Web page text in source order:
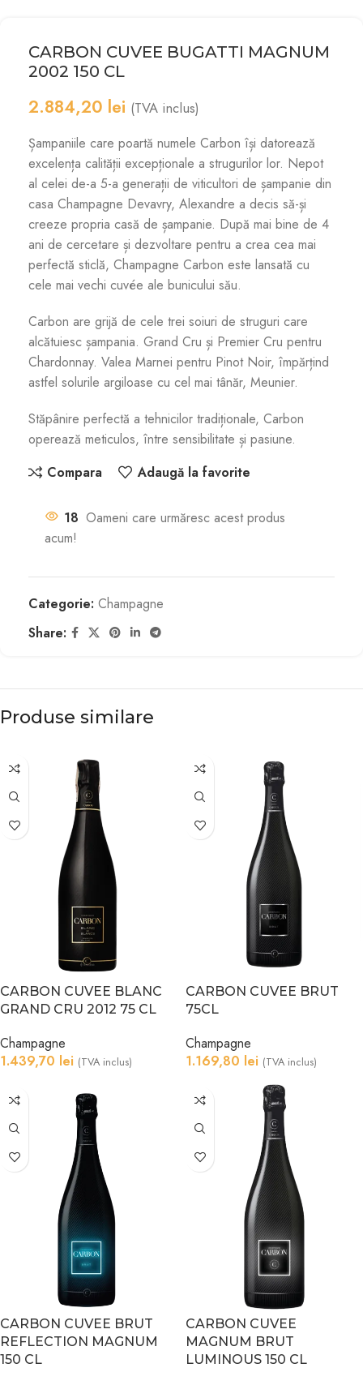
CARBON CUVEE BUGATTI MAGNUM
2002 150 CL
2.884,20 lei (TVA inclus)
Șampaniile care poartă numele Carbon își datorează
excelența calității excepționale a strugurilor lor. Nepot
al celei de-a 5-a generații de viticultori de șampanie din
casa Champagne Devavry, Alexandre a decis să-și
creeze propria casă de șampanie. După mai bine de 4
ani de cercetare și dezvoltare pentru a crea cea mai
perfectă sticlă, Champagne Carbon este lansată cu
cele mai vechi cuvée ale bunicului său.
Carbon are grijă de cele trei soiuri de struguri care
alcătuiesc șampania. Grand Cru și Premier Cru pentru
Chardonnay. Valea Marnei pentru Pinot Noir, împărțind
astfel solurile argiloase cu cel mai tânăr, Meunier.
Stăpânire perfectă a tehnicilor tradiționale, Carbon
operează meticulos, între sensibilitate și pasiune.
Compara
Adaugă la favorite
18 Oameni care urmăresc acest produs
acum!
Categorie: Champagne
Share:
Produse similare
CARBON CUVEE BLANC
GRAND CRU 2012 75 CL
Champagne
1.439,70 lei (TVA inclus)
CARBON CUVEE BRUT
75CL
Champagne
1.169,80 lei (TVA inclus)
CARBON CUVEE BRUT
REFLECTION MAGNUM
150 CL
CARBON CUVEE
MAGNUM BRUT
LUMINOUS 150 CL